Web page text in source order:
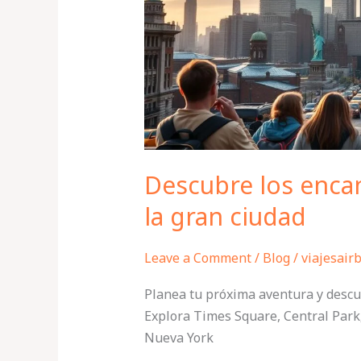
Descubre los
la gran ciudad
Leave a Comment/ Blog/
Planea tu próxima aventura y
Explora Times Square, Central
Nueva York
viaje
a
la
gran
ciudad